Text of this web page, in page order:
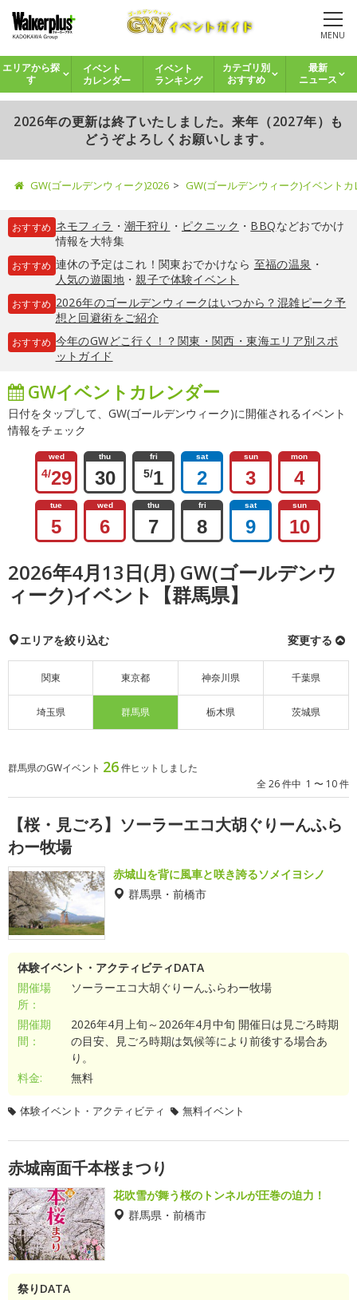
MENU
エリアから探
す
イベント
カレンダー
イベント
ランキング
カテゴリ別
おすすめ
最新
ニュース
2026年の更新は終了いたしました。来年（2027年）も
どうぞよろしくお願いします。
GW(ゴールデンウィーク)2026 GW(ゴールデンウィーク)イベント
おすすめ ネモフィラ ・ 潮干狩り ・ ピクニック ・ BBQなどおでかけ
情報を大特集
おすすめ 連休の予定はこれ！関東おでかけなら 至福の温泉 ・
人気の遊園地・親子で体験イベント
おすすめ 2026年のゴールデンウィークはいつから？混雑ピーク予
想と回避術をご紹介
おすすめ 今年のGWどこ行く！？関東・関西・東海エリア別スポ
ットガイド
GWイベントカレンダー
日付をタップして、GW(ゴールデンウィーク)に開催されるイベント
情報をチェック
wed
4/29
thu
30
fri
5/1
sat
2
sun
3
mon
4
tue
5
wed
6
thu
7
fri
8
sat
9
sun
10
2026年4月13日(月) GW(ゴールデンウ
ィーク)イベント【群馬県】
エリアを絞り込む 変更する
関東 東京都 神奈川県 千葉県
埼玉県 群馬県 栃木県 茨城県
群馬県のGWイベント 26件ヒットしました
全 26 件中 1 〜 10 件
【桜・見ごろ】ソーラーエコ大胡ぐりーんふら
わー牧場
赤城山を背に風車と咲き誇るソメイヨシノ
群馬県・前橋市
体験イベント・アクティビティDATA
開催場
所：
ソーラーエコ大胡ぐりーんふらわー牧場
開催期
間：
2026年4月上旬～2026年4月中旬 開催日は見ごろ時期
の目安、見ごろ時期は気候等により前後する場合あ
り。
料金:
無料
体験イベント・アクティビティ 無料イベント
赤城南面千本桜まつり
花吹雪が舞う桜のトンネルが圧巻の迫力！
群馬県・前橋市
祭りDATA